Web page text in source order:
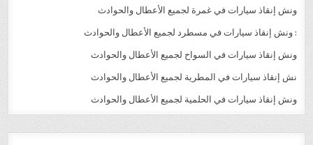
ونش إنقاذ سيارات في غمرة لجميع الأعطال والحوادث
: ونش إنقاذ سيارات في مسطرد لجميع الأعطال والحوادث
ونش إنقاذ سيارات في السواح لجميع الأعطال والحوادث
نش إنقاذ سيارات في المطرية لجميع الأعطال والحوادث
ونش إنقاذ سيارات في الحلمية لجميع الأعطال والحوادث